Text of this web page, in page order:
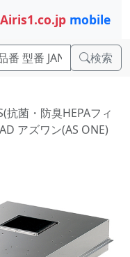
Airis1.co.jp mobile
検索
菌・防臭HEPAフィ
アズワン(AS ONE)